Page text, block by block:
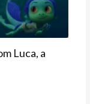
Luca, a